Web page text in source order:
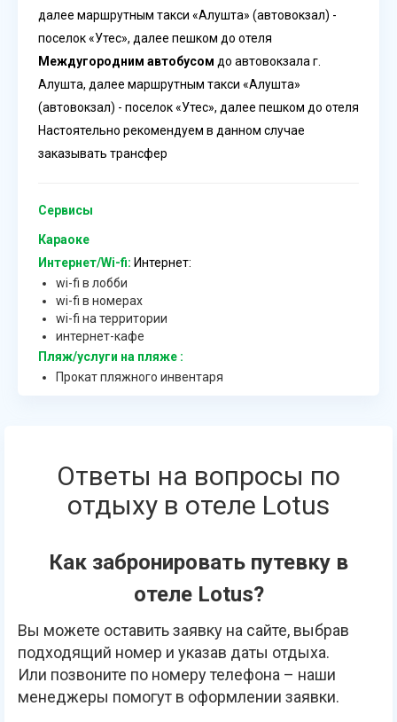
далее маршрутным такси «Алушта» (автовокзал) -
поселок «Утес», далее пешком до отеля
Междугородним автобусом до автовокзала г.
Алушта, далее маршрутным такси «Алушта»
(автовокзал) - поселок «Утес», далее пешком до отеля
Настоятельно рекомендуем в данном случае
заказывать трансфер
Сервисы
Караоке
Интернет/Wi-fi: Интернет:
wi-fi в лобби
wi-fi в номерах
wi-fi на территории
интернет-кафе
Пляж/услуги на пляже :
Прокат пляжного инвентаря
Ответы на вопросы по
отдыху в отеле Lotus
Как забронировать путевку в
отеле Lotus?
Вы можете оставить заявку на сайте, выбрав
подходящий номер и указав даты отдыха.
Или позвоните по номеру телефона – наши
менеджеры помогут в оформлении заявки.